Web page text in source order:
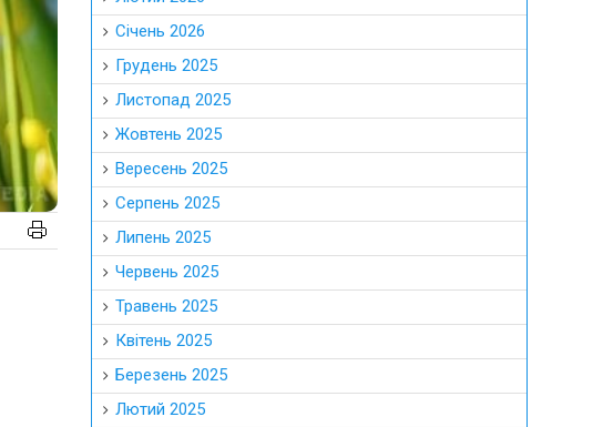
Січень 2026
Грудень 2025
Листопад 2025
Жовтень 2025
Вересень 2025
Серпень 2025
Липень 2025
Червень 2025
Травень 2025
Квітень 2025
Березень 2025
Лютий 2025